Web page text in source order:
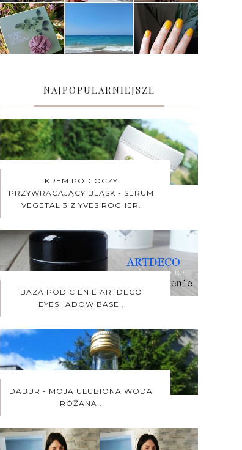
NAJPOPULARNIEJSZE
KREM POD OCZY
PRZYWRACAJĄCY BLASK - SERUM
VEGETAL 3 Z YVES ROCHER.
BAZA POD CIENIE ARTDECO
EYESHADOW BASE .
DABUR - MOJA ULUBIONA WODA
RÓŻANA .